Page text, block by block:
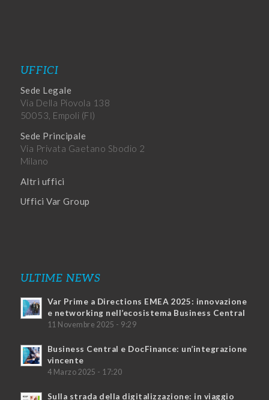
UFFICI
Sede Legale
Via Della Piovola 138
50053, Empoli (FI)
Sede Principale
Via Privata Gaetano Sbodio 2
Milano
Altri uffici
Uffici Var Group
ULTIME NEWS
Var Prime a Directions EMEA 2025: innovazione
e networking nell’ecosistema Business Central
11 Novembre 2025 - 9:29
Business Central e DocFinance: un’integrazione
vincente
4 Marzo 2025 - 17:20
Sulla strada della digitalizzazione: in viaggio